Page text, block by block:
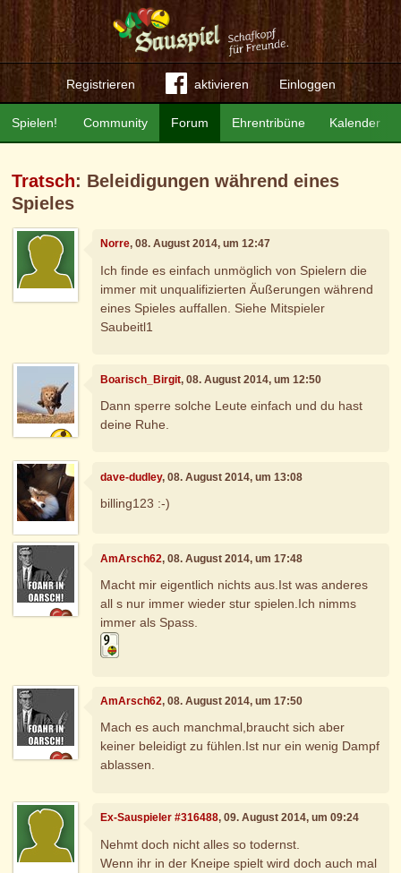
Registrieren aktivieren Einloggen
Community Forum Ehrentribüne Kalender
Spielen!
Tratsch: Beleidigungen während eines
Spieles
Norre, 08. August 2014, um 12:47
Ich finde es einfach unmöglich von Spielern die
immer mit unqualifizierten Äußerungen während
eines Spieles auffallen. Siehe Mitspieler
Saubeitl1
Boarisch_Birgit, 08. August 2014, um 12:50
Dann sperre solche Leute einfach und du hast
deine Ruhe.
dave-dudley, 08. August 2014, um 13:08
billing123 :-)
AmArsch62, 08. August 2014, um 17:48
Macht mir eigentlich nichts aus.Ist was anderes
all s nur immer wieder stur spielen.Ich nimms
immer als Spass.
AmArsch62, 08. August 2014, um 17:50
Mach es auch manchmal,braucht sich aber
keiner beleidigt zu fühlen.Ist nur ein wenig Dampf
ablassen.
Ex-Sauspieler #316488, 09. August 2014, um 09:24
Nehmt doch nicht alles so todernst.
Wenn ihr in der Kneipe spielt wird doch auch mal